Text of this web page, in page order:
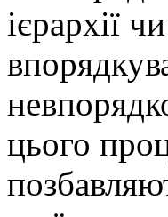
ієрархії
цього